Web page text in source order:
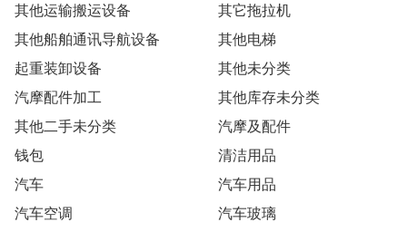
其他运输搬运设备
其它拖拉机
其他船舶通讯导航设备
其他电梯
起重装卸设备
其他未分类
汽摩配件加工
其他库存未分类
其他二手未分类
汽摩及配件
钱包
清洁用品
汽车
汽车用品
汽车空调
汽车玻璃